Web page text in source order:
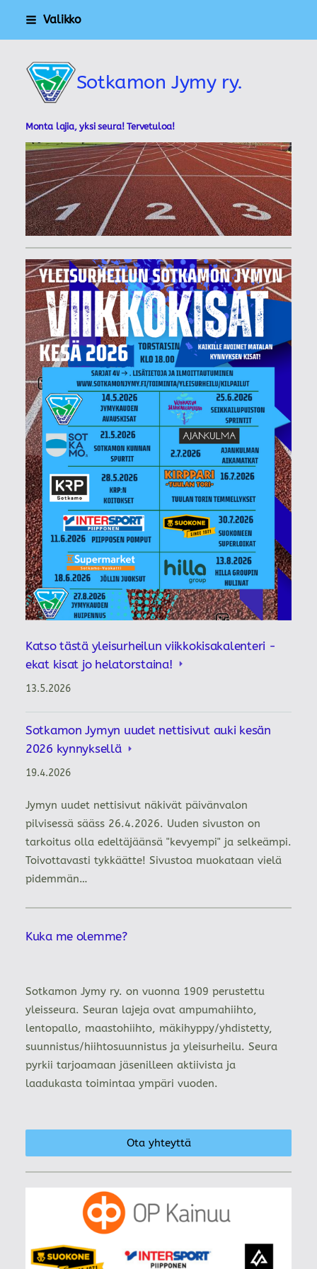
Siirry
Valikko
Sotkamon Jymy ry.
Monta lajia, yksi seura! Tervetuloa!
Katso tästä yleisurheilun viikkokisakalenteri -
ekat kisat jo helatorstaina!
13.5.2026
Sotkamon Jymyn uudet nettisivut auki kesän
2026 kynnyksellä
19.4.2026
Jymyn uudet nettisivut näkivät päivänvalon
pilvisessä sääss 26.4.2026. Uuden sivuston on
tarkoitus olla edeltäjäänsä "kevyempi" ja selkeämpi.
Toivottavasti tykkäätte! Sivustoa muokataan vielä
pidemmän…
Kuka me olemme?
Sotkamon Jymy ry. on vuonna 1909 perustettu
yleisseura. Seuran lajeja ovat ampumahiihto,
lentopallo, maastohiihto, mäkihyppy/yhdistetty,
suunnistus/hiihtosuunnistus ja yleisurheilu. Seura
pyrkii tarjoamaan jäsenilleen aktiivista ja
laadukasta toimintaa ympäri vuoden.
Ota yhteyttä